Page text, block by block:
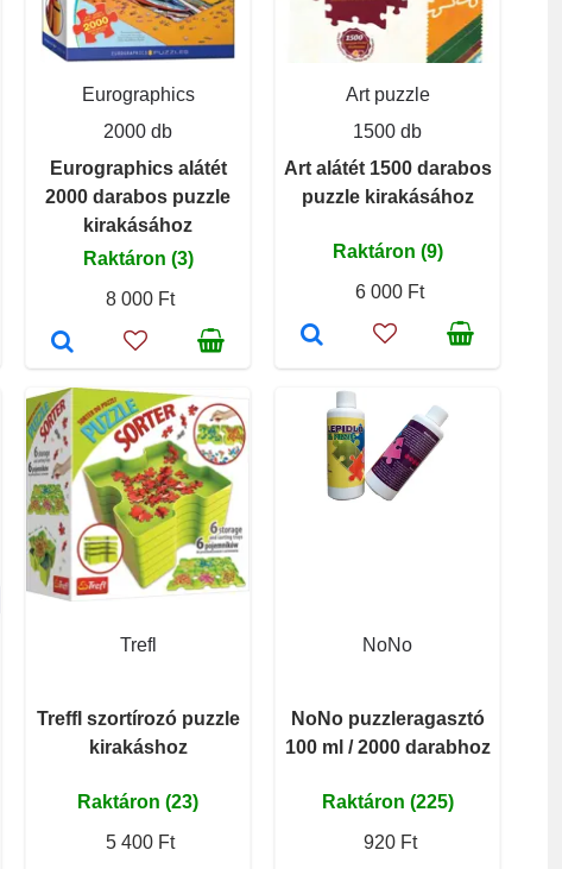
Eurographics
2000 db
Eurographics alátét
2000 darabos puzzle
kirakásához
Raktáron (3)
8 000 Ft
Art puzzle
1500 db
Art alátét 1500 darabos
puzzle kirakásához
Raktáron (9)
6 000 Ft
Trefl
Treffl szortírozó puzzle
kirakáshoz
Raktáron (23)
5 400 Ft
NoNo
NoNo puzzleragasztó
100 ml / 2000 darabhoz
Raktáron (225)
920 Ft